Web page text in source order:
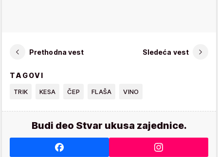
Prethodna vest Sledeća vest
TAGOVI
TRIK KESA ČEP FLAŠA VINO
Budi deo Stvar ukusa zajednice.